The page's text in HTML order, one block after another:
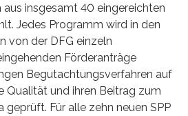
aus insgesamt 40 eingereichten
Jedes Programm wird in den
von der DFG einzeln
Förderanträge
Begutachtungsverfahren auf
Qualität und ihren Beitrag zum
geprüft. Für alle zehn neuen SPP